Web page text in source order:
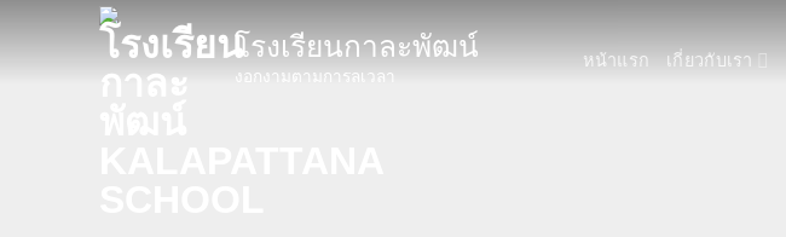
โรงเรียนกาละพัฒน์
งอกงามตามการลเวลา
หน้าแรก เกี่ยวกับเรา